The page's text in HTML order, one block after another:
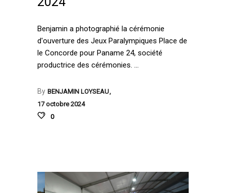
Benjamin a photographié la cérémonie
d'ouverture des Jeux Paralympiques Place de
le Concorde pour Paname 24, société
productrice des cérémonies.
By BENJAMIN LOYSEAU
17 octobre 2024
0